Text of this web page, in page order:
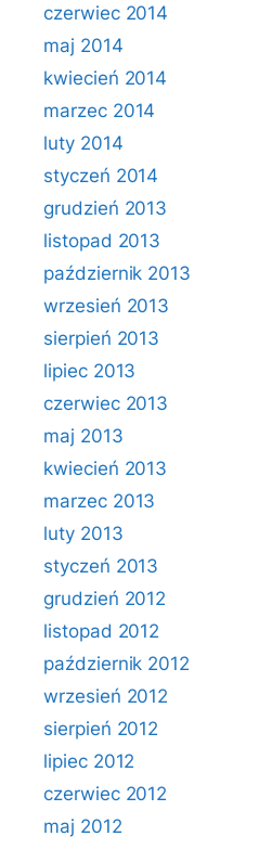
czerwiec 2014
maj 2014
kwiecień 2014
marzec 2014
luty 2014
styczeń 2014
grudzień 2013
listopad 2013
październik 2013
wrzesień 2013
sierpień 2013
lipiec 2013
czerwiec 2013
maj 2013
kwiecień 2013
marzec 2013
luty 2013
styczeń 2013
grudzień 2012
listopad 2012
październik 2012
wrzesień 2012
sierpień 2012
lipiec 2012
czerwiec 2012
maj 2012